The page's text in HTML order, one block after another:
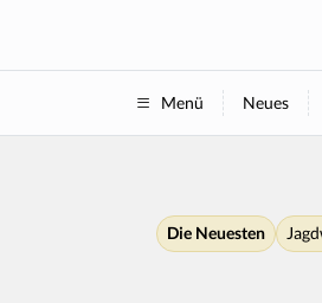
Menü Neues
Die Neuesten